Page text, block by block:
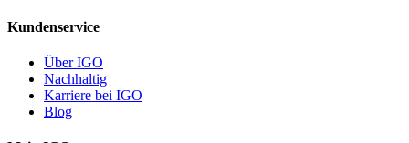
Kundenservice
Über IGO
Nachhaltig
Karriere bei IGO
Blog